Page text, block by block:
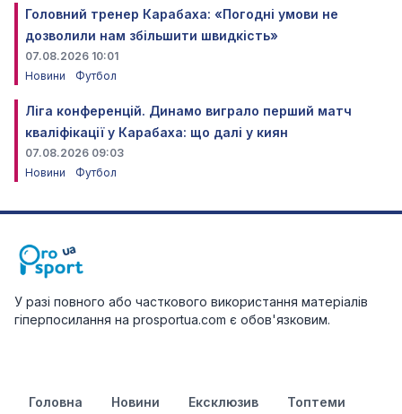
Головний тренер Карабаха: «Погодні умови не
дозволили нам збільшити швидкість»
07.08.2026 10:01
Новини
Футбол
Ліга конференцій. Динамо виграло перший матч
кваліфікації у Карабаха: що далі у киян
07.08.2026 09:03
Новини
Футбол
У разі повного або часткового використання матеріалів
гіперпосилання на prosportua.com є обов'язковим.
Головна Новини Ексклюзив Топтеми